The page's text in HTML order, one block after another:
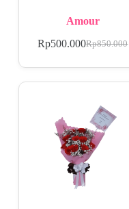
Amour
Rp850.000
Rp500.000